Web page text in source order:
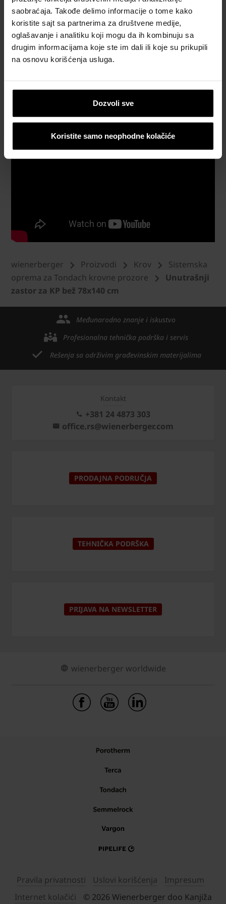
saobraćaja. Takođe delimo informacije o tome kako
koristite sajt sa partnerima za društvene medije,
oglašavanje i analitiku koji mogu da ih kombinuju sa
drugim informacijama koje ste im dali ili koje su prikupili
na osnovu korišćenja usluga.
Dozvoli sve
Koristite samo neophodne kolačiće
Naručite besplatan proračun materijala
Naručite besplatan uzorak crepa
wienerberger Proizvodi Krov
Sistemska
oprema za Tondach krovne prozore
Unutrašnji
zastor za KP bež 78x140 cm
Međunarodno znanje i iskustvo
Profesionalna tehnička podrška i servis
Rešenja sa održivim građevinskim materijalima
Kontakt
+381 24 4873 303
office.rs@wienerberger.com
PRODAJNA PODRUČJA
TEHNIČKA PODRŠKA
PRIJAVA NA NEWSLETTER
wienerberger worldwide
Pravila privatnosti Uslovi korišćenja
Impresum
Internet kolačići
© 2026 Wienerberger doo Kanjiža